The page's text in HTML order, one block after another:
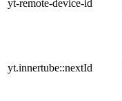
yt-remote-device-id
yt.innertube::nextId